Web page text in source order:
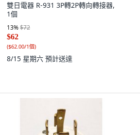
雙日電器 R-931 3P轉2P轉向轉接器,
1個
13%$72
$62
($62.00/1個)
8/15 星期六 預計送達